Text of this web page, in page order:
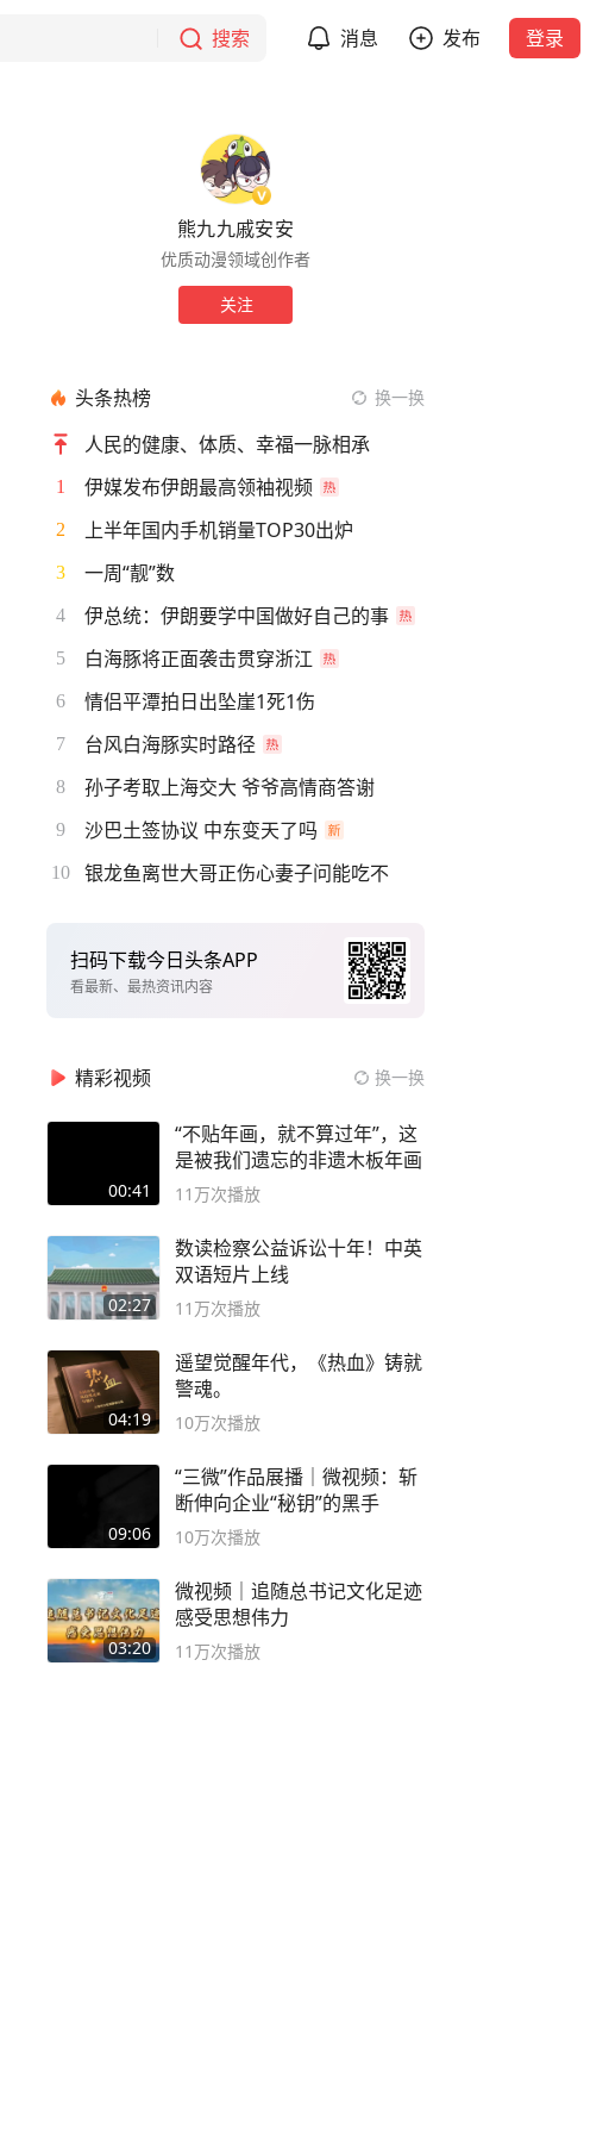
搜索 消息 发布 登录
熊九九戚安安
优质动漫领域创作者
关注
头条热榜 换一换
人民的健康、体质、幸福一脉相承
1 伊媒发布伊朗最高领袖视频
2 上半年国内手机销量TOP30出炉
3 一周“靓”数
4 伊总统：伊朗要学中国做好自己的事
5 白海豚将正面袭击贯穿浙江
6 情侣平潭拍日出坠崖1死1伤
7 台风白海豚实时路径
8 孙子考取上海交大 爷爷高情商答谢
9 沙巴土签协议 中东变天了吗
10 银龙鱼离世大哥正伤心妻子问能吃不
扫码下载今日头条APP
看最新、最热资讯内容
精彩视频 换一换
00:41
“不贴年画，就不算过年”，这
是被我们遗忘的非遗木板年画
11万次播放
02:27
数读检察公益诉讼十年！中英
双语短片上线
11万次播放
04:19
遥望觉醒年代，《热血》铸就
警魂。
10万次播放
09:06
“三微”作品展播｜微视频：斩
断伸向企业“秘钥”的黑手
10万次播放
03:20
微视频｜追随总书记文化足迹
感受思想伟力
11万次播放